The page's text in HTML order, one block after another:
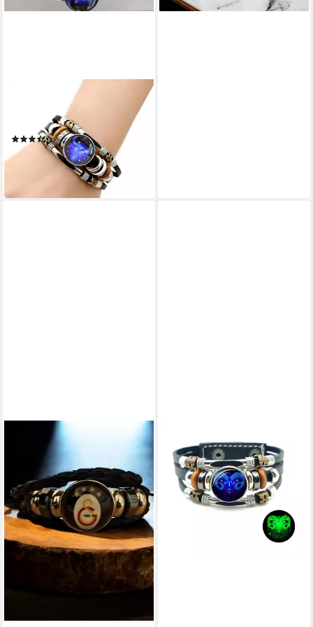
Armband mit Gravur
Armband Sternzeichen Stier
mit 3D Gravur im Glas
(2)
9,90 € 19,90 €
lieferbar in 4 Wochen